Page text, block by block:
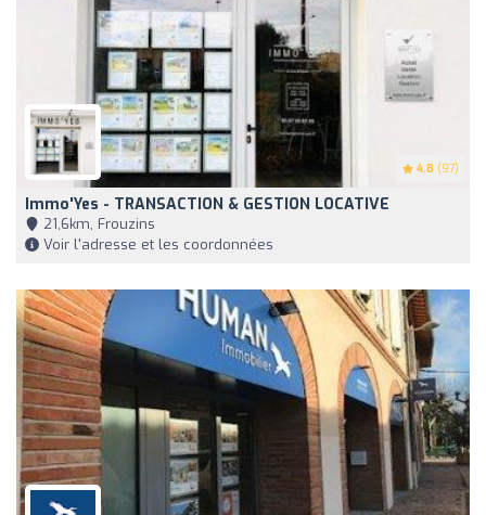
4.8 (97)
Immo'Yes - TRANSACTION & GESTION LOCATIVE
21,6km, Frouzins
Voir l'adresse et les coordonnées